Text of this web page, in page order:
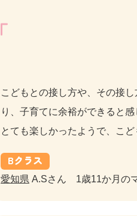
こどもとの接し方や、その接
り、子育てに余裕ができると
とても楽しかったようで、こ
Bクラス
愛知県 A.Sさん 1歳11か月の